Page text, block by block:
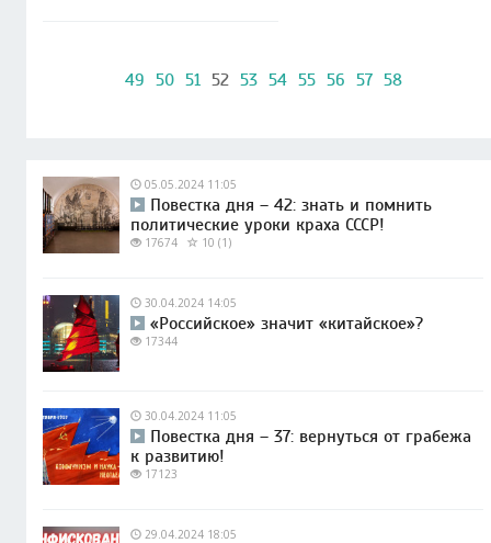
49 50 51 52 53 54 55 56 57 58
05.05.2024 11:05
Повестка дня – 42: знать и помнить
политические уроки краха СССР!
17674 10 (1)
30.04.2024 14:05
«Российское» значит «китайское»?
17344
30.04.2024 11:05
Повестка дня – 37: вернуться от грабежа
к развитию!
17123
29.04.2024 18:05